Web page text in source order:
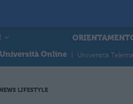
Online
Università
LIFESTYLE